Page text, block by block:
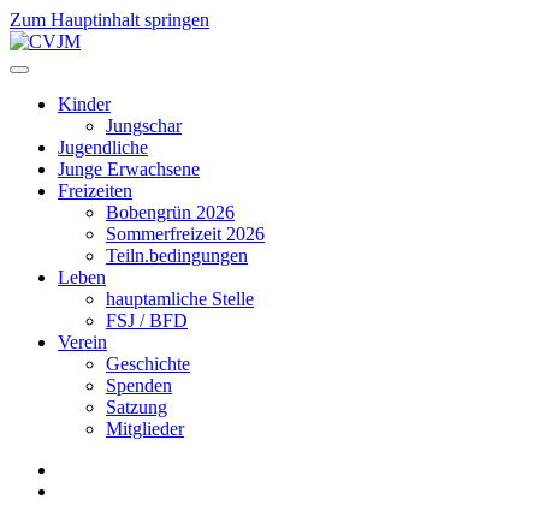
Zum Hauptinhalt springen
Kinder
Jungschar
Jugendliche
Junge Erwachsene
Freizeiten
Bobengrün 2026
Sommerfreizeit 2026
Teiln.bedingungen
Leben
hauptamliche Stelle
FSJ / BFD
Verein
Geschichte
Spenden
Satzung
Mitglieder